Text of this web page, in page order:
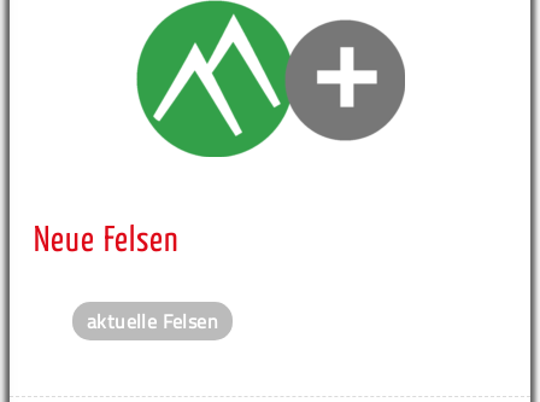
Neue Felsen
aktuelle Felsen